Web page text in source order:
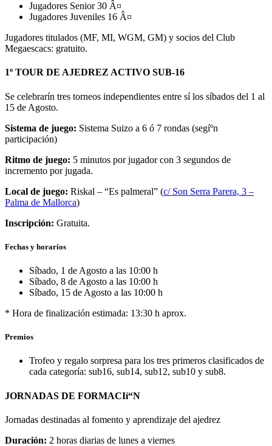
Jugadores Senior 30 Â¤
Jugadores Juveniles 16 Â¤
Jugadores titulados (MF, MI, WGM, GM) y socios del Club
Megaescacs: gratuito.
1º TOUR DE AJEDREZ ACTIVO SUB-16
Se celebrarín tres torneos independientes entre sí­ los síbados del 1 al
15 de Agosto.
Sistema de juego: Sistema Suizo a 6 ó 7 rondas (segíºn
participación)
Ritmo de juego: 5 minutos por jugador con 3 segundos de
incremento por jugada.
Local de juego: Riskal – “Es palmeral” (c/ Son Serra Parera, 3 –
Palma de Mallorca)
Inscripción: Gratuita.
Fechas y horarios
Síbado, 1 de Agosto a las 10:00 h
Síbado, 8 de Agosto a las 10:00 h
Síbado, 15 de Agosto a las 10:00 h
* Hora de finalización estimada: 13:30 h aprox.
Premios
Trofeo y regalo sorpresa para los tres primeros clasificados de
cada categorí­a: sub16, sub14, sub12, sub10 y sub8.
JORNADAS DE FORMACIí“N
Jornadas destinadas al fomento y aprendizaje del ajedrez
Duración: 2 horas diarias de lunes a viernes